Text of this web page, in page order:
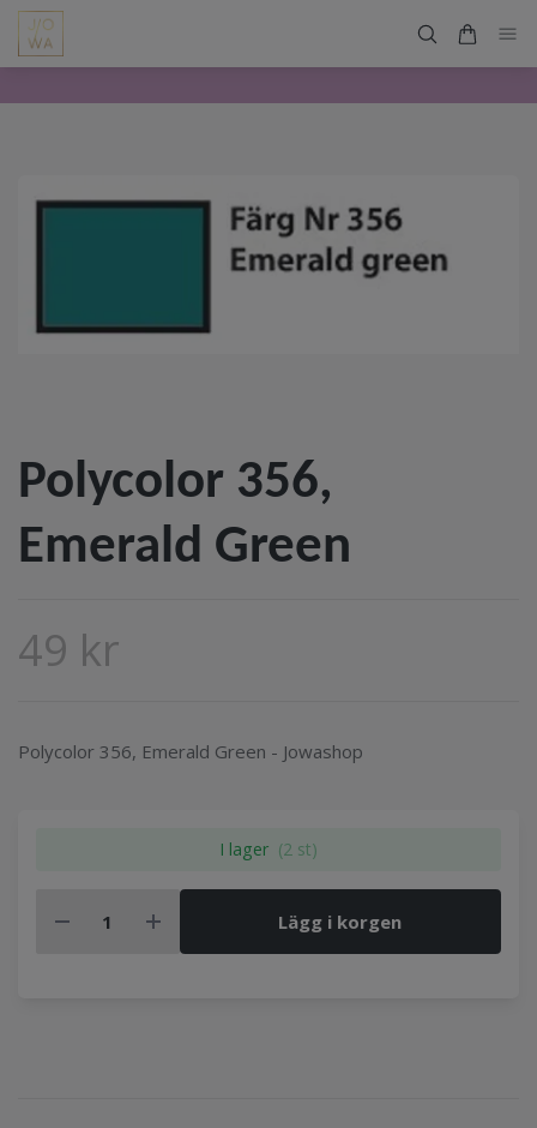
Polycolor 356,
Emerald Green
49 kr
Polycolor 356, Emerald Green - Jowashop
I lager (2 st)
Lägg i korgen